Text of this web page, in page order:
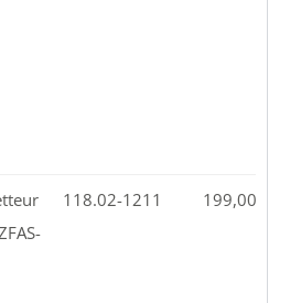
118.02-1211 199,00